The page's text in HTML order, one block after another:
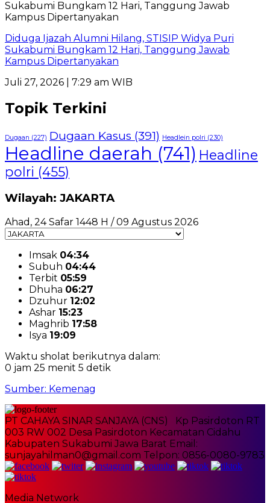
Diduga Ijazah Alumni Hilang, STISIP Widya Puri
Sukabumi Bungkam 12 Hari, Tanggung Jawab
Kampus Dipertanyakan
Juli 27, 2026 | 7:29 am WIB
Topik Terkini
Dugaan (227) Dugaan Kasus (391) Headlein polri (230)
Headline daerah (741) Headline
polri (455)
Wilayah: JAKARTA
Ahad, 24 Safar 1448 H / 09 Agustus 2026
Imsak 04:34
Subuh 04:44
Terbit 05:59
Dhuha 06:27
Dzuhur 12:02
Ashar 15:23
Maghrib 17:58
Isya 19:09
Waktu sholat berikutnya dalam:
0 jam 25 menit 5 detik
Sumber: Kemenag
PT CAHAYA SINAR SANJAYA (CNS) Kp Pasirdoton RT
003 RW 002 Desa Pasirdoton Kecamatan Cidahu
Kabupaten Sukabumi Jawa Barat Email:
sunjayahilman0@gmail.com Telpon: 0856-0080-9783
Media Network